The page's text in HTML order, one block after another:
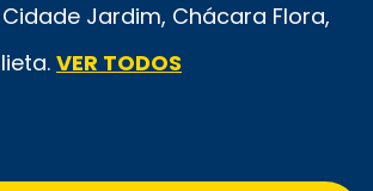
Jardim, Chácara Flora,
VER TODOS